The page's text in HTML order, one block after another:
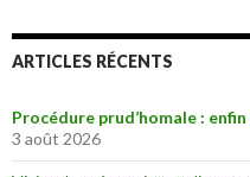
ARTICLES RÉCENTS
Procédure prud’homale :
3 août 2026